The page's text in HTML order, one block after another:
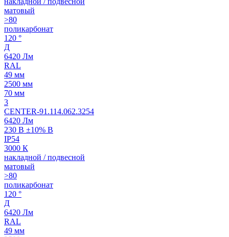
матовый
>80
поликарбонат
120 °
Д
6420 Лм
RAL
49 мм
2500 мм
70 мм
3
CENTER-91.114.062.3254
6420 Лм
230 В ±10% В
IP54
3000 К
накладной / подвесной
матовый
>80
поликарбонат
120 °
Д
6420 Лм
RAL
49 мм